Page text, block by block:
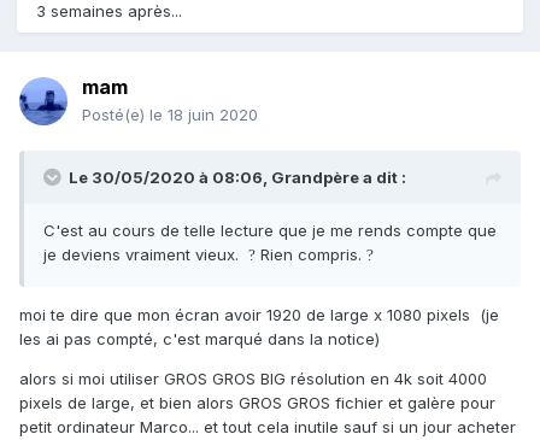
3 semaines après...
mam
Posté(e) le 18 juin 2020
Le 30/05/2020 à 08:06, Grandpèrea dit :
C'est au cours de telle lecture que je me rends compte que
je deviens vraiment vieux. ? Rien compris. ?
moi te dire que mon écran avoir 1920 de large x 1080 pixels (je
les ai pas compté, c'est marqué dans la notice)
alors si moi utiliser GROS GROS BIG résolution en 4k soit 4000
pixels de large, et bien alors GROS GROS fichier et galère pour
petit ordinateur Marco... et tout cela inutile sauf si un jour acheter